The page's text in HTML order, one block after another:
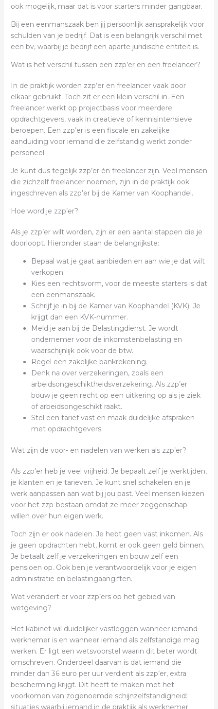
ook mogelijk, maar dat is voor starters minder gangbaar.
Bij een eenmanszaak ben jij persoonlijk aansprakelijk voor
schulden van je bedrijf. Dat is een belangrijk verschil met
een bv, waarbij je bedrijf een aparte juridische entiteit is.
Wat is het verschil tussen een zzp’er en een freelancer?
In de praktijk worden zzp’er en freelancer vaak door
elkaar gebruikt. Toch zit er een klein verschil in. Een
freelancer werkt op projectbasis voor meerdere
opdrachtgevers, vaak in creatieve of kennisintensieve
beroepen. Een zzp’er is een fiscale en zakelijke
aanduiding voor iemand die zelfstandig werkt zonder
personeel.
Je kunt dus tegelijk zzp’er én freelancer zijn. Veel mensen
die zichzelf freelancer noemen, zijn in de praktijk ook
ingeschreven als zzp’er bij de Kamer van Koophandel.
Hoe word je zzp’er?
Als je zzp’er wilt worden, zijn er een aantal stappen die je
doorloopt. Hieronder staan de belangrijkste:
Bepaal wat je gaat aanbieden en aan wie je dat wilt
verkopen.
Kies een rechtsvorm, voor de meeste starters is dat
een eenmanszaak.
Schrijf je in bij de Kamer van Koophandel (KVK). Je
krijgt dan een KVK-nummer.
Meld je aan bij de Belastingdienst. Je wordt
ondernemer voor de inkomstenbelasting en
waarschijnlijk ook voor de btw.
Regel een zakelijke bankrekening.
Denk na over verzekeringen, zoals een
arbeidsongeschiktheidsverzekering. Als zzp’er
bouw je geen recht op een uitkering op als je ziek
of arbeidsongeschikt raakt.
Stel een tarief vast en maak duidelijke afspraken
met opdrachtgevers.
Wat zijn de voor- en nadelen van werken als zzp’er?
Als zzp’er heb je veel vrijheid. Je bepaalt zelf je werktijden,
je klanten en je tarieven. Je kunt snel schakelen en je
werk aanpassen aan wat bij jou past. Veel mensen kiezen
voor het zzp-bestaan omdat ze meer zeggenschap
willen over hun eigen werk.
Toch zijn er ook nadelen. Je hebt geen vast inkomen. Als
je geen opdrachten hebt, komt er ook geen geld binnen.
Je betaalt zelf je verzekeringen en bouw zelf een
pensioen op. Ook ben je verantwoordelijk voor je eigen
administratie en belastingaangiften.
Wat verandert er voor zzp’ers op het gebied van
wetgeving?
Het kabinet wil duidelijker vastleggen wanneer iemand
werknemer is en wanneer iemand als zelfstandige mag
werken. Er ligt een wetsvoorstel waarin dit beter wordt
omschreven. Onderdeel daarvan is dat iemand die
minder dan 36 euro per uur verdient als zzp’er, extra
bescherming krijgt. Dit heeft te maken met het
voorkomen van zogenoemde schijnzelfstandigheid:
situaties waarbij iemand in de praktijk als werknemer